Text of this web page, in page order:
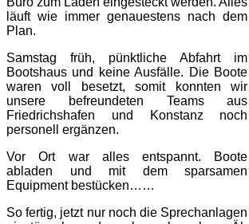
läuft wie immer genauestens nach dem
Plan.
Samstag früh, pünktliche Abfahrt im
Bootshaus und keine Ausfälle. Die Boote
waren voll besetzt, somit konnten wir
unsere befreundeten Teams aus
Friedrichshafen und Konstanz noch
personell ergänzen.
Vor Ort war alles entspannt. Boote
abladen und mit dem sparsamen
Equipment bestücken……
So fertig, jetzt nur noch die Sprechanlagen